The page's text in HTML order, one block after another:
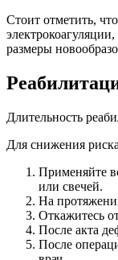
Стоит отметить,
размеры
Длительность
Для снижения
Применяйте
или свечей.
На
Откажитесь
После акта
После